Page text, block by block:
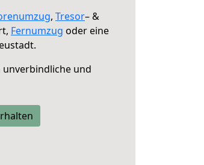
, Tresor– &
Fernumzug oder eine
und